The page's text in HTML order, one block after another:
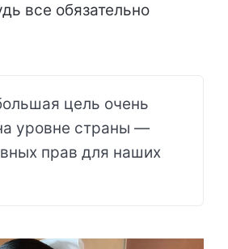
все обязательно
цель очень
уровне страны —
прав для наших